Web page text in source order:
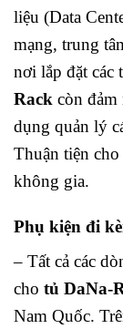
liệu (Data
mạng, trung
nơi lắp đặt các
Rack còn
dụng quản lý
Thuận tiện
không gia.
Phụ kiện đi
– Tất cả các
cho tủ DaNa-
Nam Quốc.